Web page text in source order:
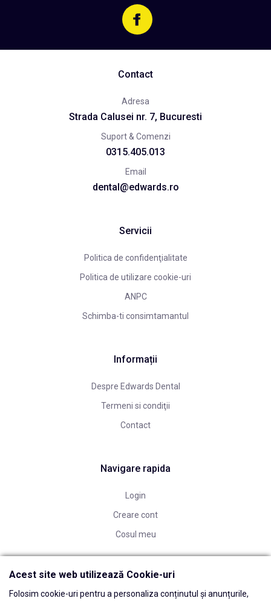
Contact
Adresa
Strada Calusei nr. 7, Bucuresti
Suport & Comenzi
0315.405.013
Email
dental@edwards.ro
Servicii
Politica de confidenţialitate
Politica de utilizare cookie-uri
ANPC
Schimba-ti consimtamantul
Informații
Despre Edwards Dental
Termeni si condiţii
Contact
Navigare rapida
Login
Creare cont
Cosul meu
Acest site web utilizează Cookie-uri
Folosim cookie-uri pentru a personaliza conținutul și anunțurile,